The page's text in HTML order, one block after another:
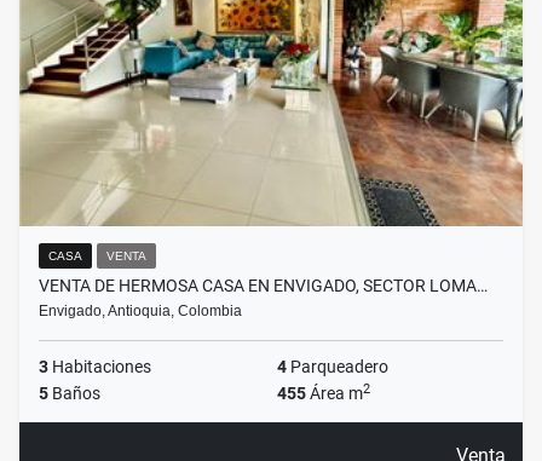
CASA VENTA
VENTA DE HERMOSA CASA EN ENVIGADO, SECTOR LOMA…
Envigado, Antioquia, Colombia
3 Habitaciones 4 Parqueadero
5 Baños 455Área m2
Venta